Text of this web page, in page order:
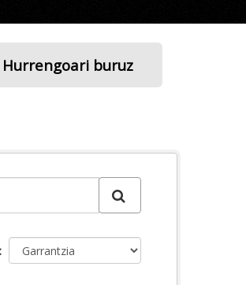
Hurrengoari buruz